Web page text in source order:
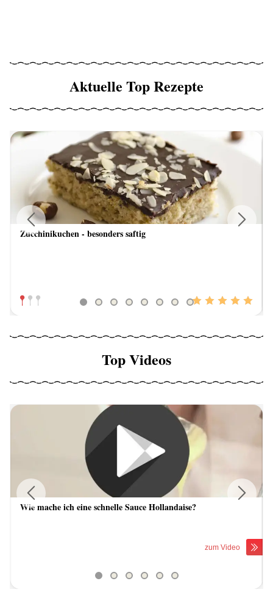
Aktuelle Top Rezepte
Zucchinikuchen - besonders saftig
Previous
Top Videos
Wie mache ich eine schnelle Sauce Hollandaise?
zum Video
Previous